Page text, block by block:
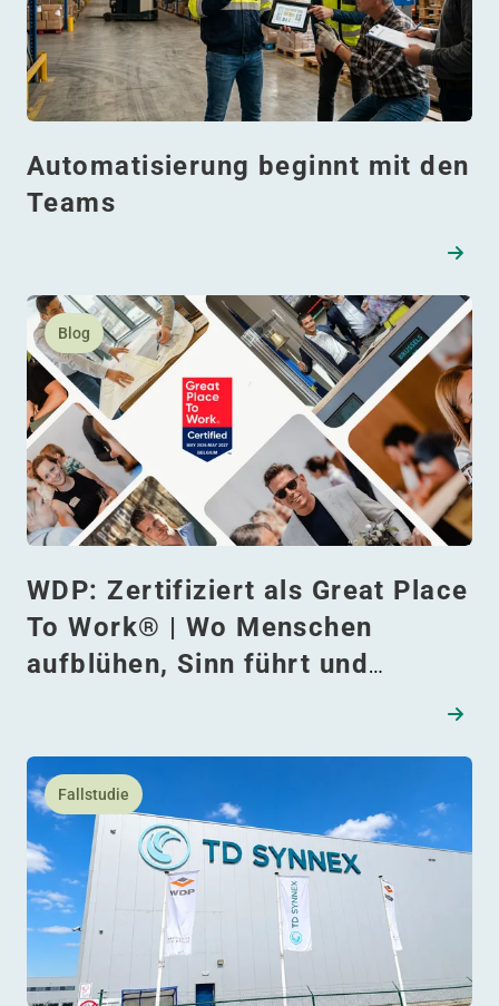
Automatisierung beginnt mit den
Teams
Blog
WDP: Zertifiziert als Great Place
To Work® | Wo Menschen
aufblühen, Sinn führt und
Lesen Sie mehr daüber WDP: Zertifiziert als Great
Fallstudie
Lesen Sie mehr daüber TD Synnex automatisiert und